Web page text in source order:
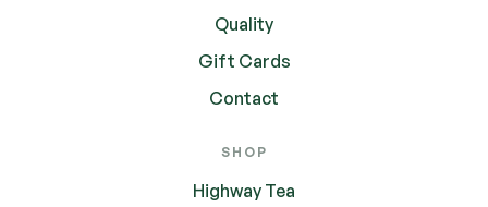
Quality
Gift Cards
Contact
SHOP
Highway Tea